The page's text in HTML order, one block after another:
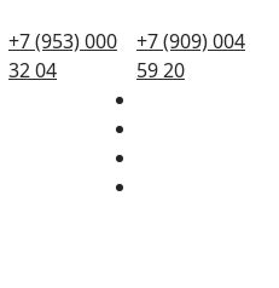
+7 (953) 000
32 04
+7 (909) 004
59 20